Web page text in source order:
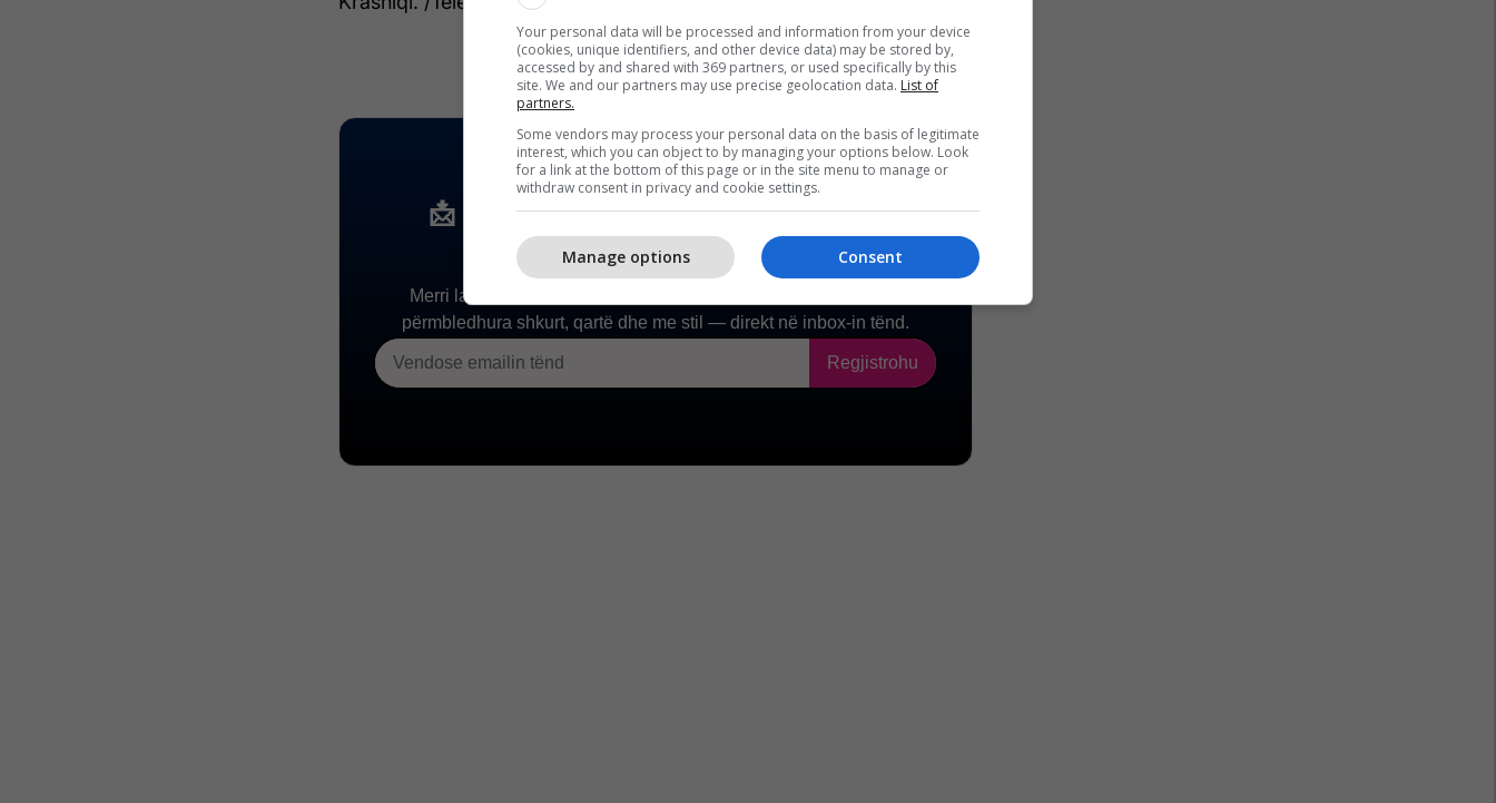
Your personal data will be processed and information from your device
(cookies, unique identifiers, and other device data) may be stored by,
accessed by and shared with 369 partners, or used specifically by this
site. We and our partners may use precise geolocation data. List of
partners.
Some vendors may process your personal data on the basis of legitimate
interest, which you can object to by managing your options below. Look
for a link at the bottom of this page or in the site menu to manage or
withdraw consent in privacy and cookie settings.
Consent
Manage options